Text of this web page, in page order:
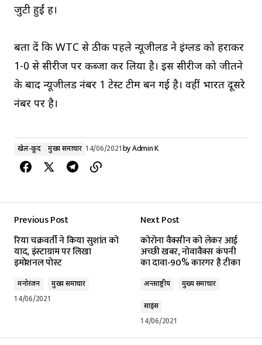
जुटी हुईं हैं।
बता दें कि WTC से ठीक पहले न्यूजीलैंड ने इंग्लैंड को हराकर
1-0 से सीरीज पर कब्जा कर लिया है। इस सीरीज को जीतने
के बाद न्यूजीलैंड नंबर 1 टेस्ट टीम बन गई है। वहीं भारत दूसरे
नंबर पर है।
खेल-कूद मुख्य समाचार 14/06/2021byAdmin K
Previous Post
रिया चक्रवर्ती ने किया सुशांत को
याद, इंस्टाग्राम पर लिखा
इमोशनल पोस्ट
मनोरंजन
मुख्य समाचार
14/06/2021
Next Post
कोरोना वैक्सीन को लेकर आई
अच्छी खबर, नोवावैक्स कंपनी
का दावा-90% कारगर है टीका
अन्तर्राष्ट्रीय मुख्य समाचार
साइंस
14/06/2021